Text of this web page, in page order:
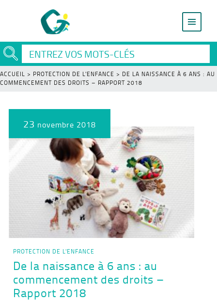
ACCUEIL > PROTECTION DE L'ENFANCE > DE LA NAISSANCE À 6 ANS : AU
COMMENCEMENT DES DROITS – RAPPORT 2018
23 novembre 2018
PROTECTION DE L'ENFANCE
De la naissance à 6 ans : au
commencement des droits –
Rapport 2018